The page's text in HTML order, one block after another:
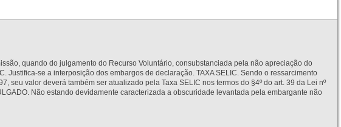
quando do julgamento do Recurso Voluntário, consubstanciada pela não apreciação do
se a interposição dos embargos de declaração. TAXA SELIC. Sendo o ressarcimento
seu valor deverá também ser atualizado pela Taxa SELIC nos termos do §4º do art. 39 da Lei nº
Não estando devidamente caracterizada a obscuridade levantada pela embargante não